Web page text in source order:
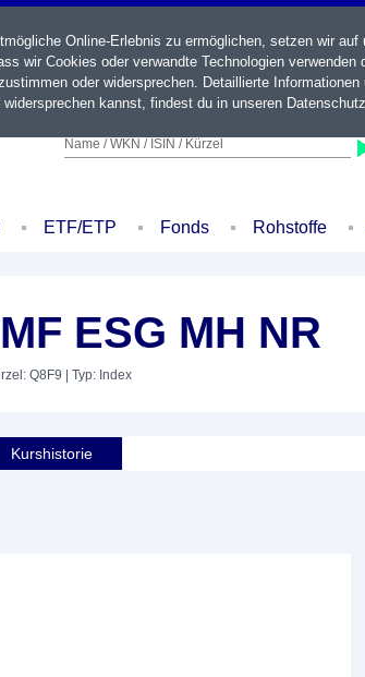
Name / WKN / ISIN / Kürzel
ETF/ETP Fonds Rohstoffe
ESG MH NR
Q8F9 | Typ: Index
Kurshistorie
Online-Erlebnis zu ermöglichen, setzen wir
wir Cookies oder verwandte Technologien
oder widersprechen. Detaillierte
kannst, findest du in unseren